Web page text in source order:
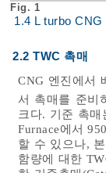
Fig. 1
1.4 L turbo
2.2 TWC 촉매
CNG 엔진에서
서 촉매를 준비
크다. 기준 촉
Furnace에서
할 수 있으나,
함량에 대한